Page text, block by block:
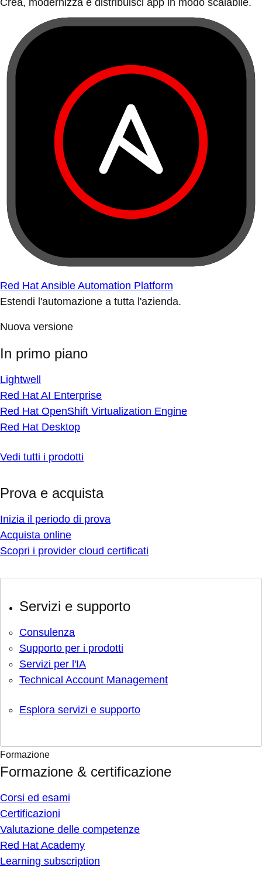
Crea, modernizza e distribuisci app in modo scalabile.
Red Hat Ansible Automation Platform
Estendi l'automazione a tutta l'azienda.
Nuova versione
In primo piano
Lightwell
Red Hat AI Enterprise
Red Hat OpenShift Virtualization Engine
Red Hat Desktop
Vedi tutti i prodotti
Prova e acquista
Inizia il periodo di prova
Acquista online
Scopri i provider cloud certificati
Servizi e supporto
Consulenza
Supporto per i prodotti
Servizi per l'IA
Technical Account Management
Esplora servizi e supporto
Formazione
Formazione & certificazione
Corsi ed esami
Certificazioni
Valutazione delle competenze
Red Hat Academy
Learning subscription